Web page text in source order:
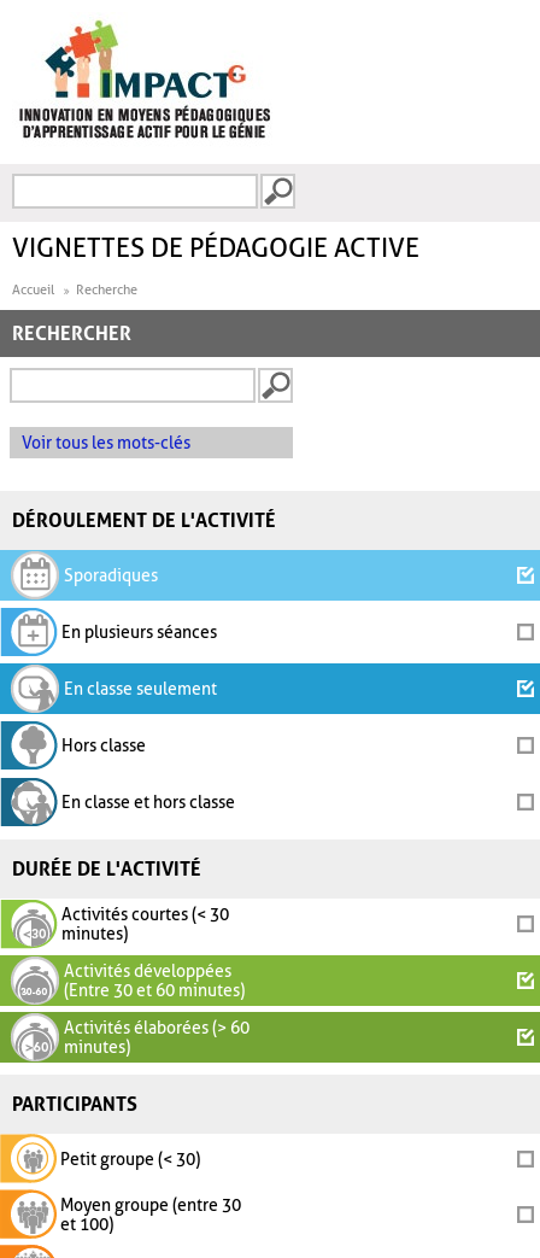
FORMULAIRE DE
VIGNETTES DE PÉDAGOGIE ACTIVE
Accueil Recherche
RECHERCHER
Voir tous les mots-clés
DÉROULEMENT DE L'ACTIVITÉ
Sporadiques
En plusieurs séances
En classe seulement
Hors classe
En classe et hors classe
DURÉE DE L'ACTIVITÉ
Activités courtes (< 30
minutes)
Activités développées
(Entre 30 et 60 minutes)
Activités élaborées (> 60
minutes)
PARTICIPANTS
Petit groupe (< 30)
Moyen groupe (entre 30
et 100)